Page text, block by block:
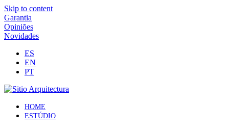
Skip to content
Garantia
Opiniões
Novidades
ES
EN
PT
HOME
ESTÚDIO